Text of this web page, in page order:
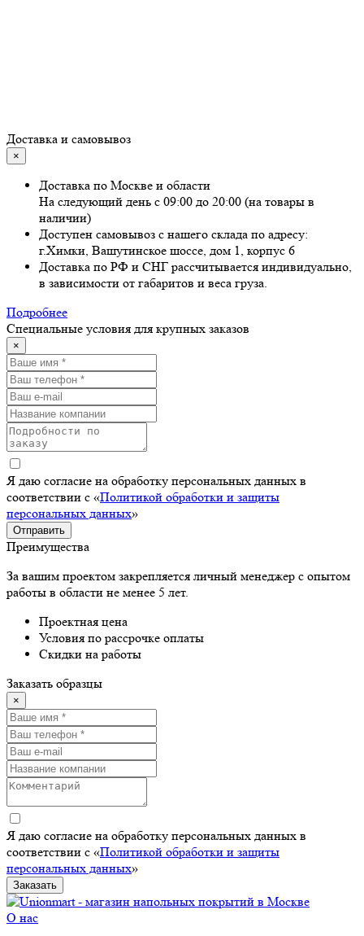
Доставка и самовывоз
×
Доставка по Москве и области
На следующий день с 09:00 до 20:00 (на товары в
наличии)
Доступен самовывоз с нашего склада по адресу:
г.Химки, Вашутинское шоссе, дом 1, корпус 6
Доставка по РФ и СНГ рассчитывается индивидуально,
в зависимости от габаритов и веса груза.
Подробнее
Специальные условия для крупных заказов
×
Я даю согласие на обработку персональных данных в
соответствии с «Политикой обработки и защиты
персональных данных»
Отправить
Преимущества
За вашим проектом закрепляется личный менеджер с опытом
работы в области не менее 5 лет.
Проектная цена
Условия по рассрочке оплаты
Скидки на работы
Заказать образцы
×
Я даю согласие на обработку персональных данных в
соответствии с «Политикой обработки и защиты
персональных данных»
Заказать
О нас